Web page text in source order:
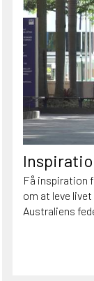
Få inspiration
om at leve
Australiens